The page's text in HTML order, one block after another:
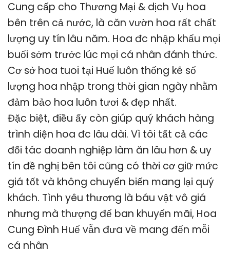
Cung cấp cho Thương Mại & dịch Vụ hoa
bên trên cả nước, là căn vườn hoa rất chất
lượng uy tín lâu năm. Hoa đc nhập khẩu mọi
buổi sớm trước lúc mọi cá nhân đánh thức.
Cơ sở hoa tuoi tại Huế luôn thống kê số
lượng hoa nhập trong thời gian ngày nhằm
đảm bảo hoa luôn tươi & đẹp nhất.
Đặc biệt, điều ấy còn giúp quý khách hàng
trình diện hoa đc lâu dài. Vì tôi tất cả các
đối tác doanh nghiệp làm ăn lâu hơn & uy
tín đề nghị bên tôi cũng có thời cơ giữ mức
giá tốt và không chuyển biến mang lại quý
khách. Tình yêu thương là báu vật vô giá
nhưng mà thượng đế ban khuyến mãi, Hoa
Cung Đình Huế vẫn đưa về mang đến mỗi
cá nhân